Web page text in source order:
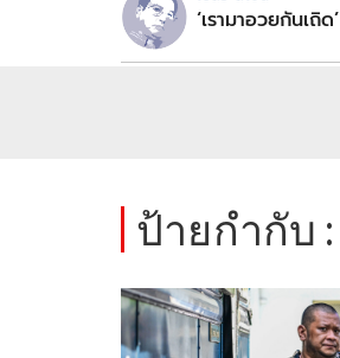
‘เรามาอวยกันเถิด’
ป้ายกำกับ :